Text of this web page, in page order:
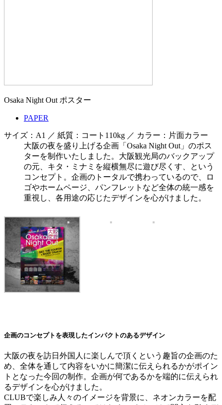
Osaka Night Out ポスター
PAPER
サイズ：A1 ／ 紙質：コート110kg ／ カラー：片面カラー
大阪の夜を盛り上げる企画「Osaka Night Out」のポス
ターを制作いたしました。大阪観光局のバックアップ
の元、キタ・ミナミを縦横無尽に遊び尽くす、という
コンセプト。企画のトータルで携わっているので、ロ
ゴやホームページ、パンフレットなど全体の統一感を
重視し、各用途の応じたデザインを心がけました。
企画のコンセプトを表現したインパクトのあるデザイン
大阪の夜を訪日外国人に楽しんで頂くという趣旨の企画のた
め、全体を通して内容をいかに簡潔に伝えられるかがポイン
トとなった今回の制作。企画が何であるかを端的に伝えられ
るデザインを心がけました。
CLUBで楽しみ人々のイメージを背景に、ネオンカラーを配